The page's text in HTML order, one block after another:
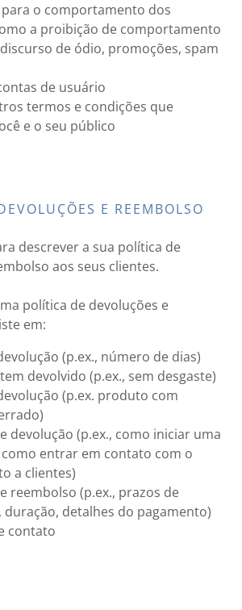
para o comportamento dos
a proibição de comportamento
de ódio, promoções, spam
de usuário
termos e condições que
e o seu público
E REEMBOLSO
descrever a sua política de
aos seus clientes.
política de devoluções e
em:
(p.ex., número de dias)
devolvido (p.ex., sem desgaste)
(p.ex. produto com
devolução (p.ex., como iniciar uma
entrar em contato com o
a clientes)
reembolso (p.ex., prazos de
duração, detalhes do pagamento)
contato